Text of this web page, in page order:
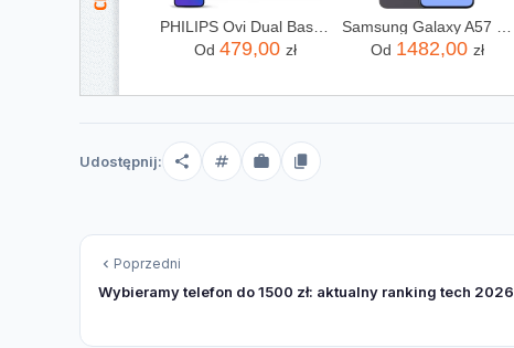
PHILIPS Ovi Dual Basket AirFryer NA352/00
Od 479,00 zł
Od 1482,00 zł
Udostępnij:
Poprzedni
Wybieramy telefon do 1500 zł: aktualny ranking tech 2026